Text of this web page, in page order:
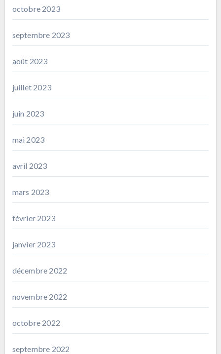
octobre 2023
septembre 2023
août 2023
juillet 2023
juin 2023
mai 2023
avril 2023
mars 2023
février 2023
janvier 2023
décembre 2022
novembre 2022
octobre 2022
septembre 2022